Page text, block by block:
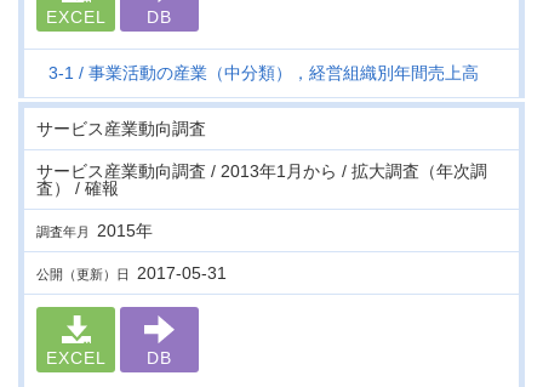
EXCEL DB
3-1 事業活動の産業（中分類），経営組織別年間売上高
サービス産業動向調査
サービス産業動向調査 / 2013年1月から / 拡大調査（年次調
査） / 確報
調査年月 2015年
公開（更新）日 2017-05-31
EXCEL DB